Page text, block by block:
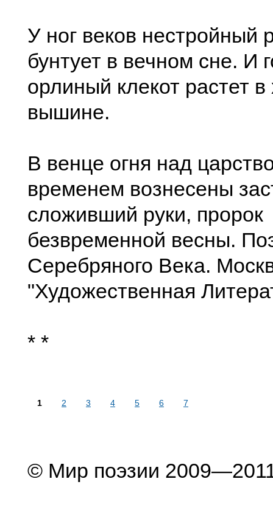
У ног веков нестройный
бунтует в вечном сне. И
орлиный клекот растет
вышине.
В венце огня над
временем вознесены
сложивший руки, пророк
безвременной весны.
Серебряного Века.
"Художественная
* *
1 2 3 4 5 6 7
© Мир поэзии